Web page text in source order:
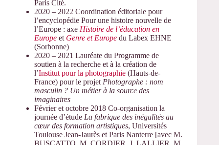
Paris Cité.
2020 – 2022 Coordination éditoriale pour
l’encyclopédie Pour une histoire nouvelle de
l’Europe : axe Histoire de l’éducation en
Europe et Genre et Europe du Labex EHNE
(Sorbonne)
2020 – 2021 Lauréate du Programme de
soutien à la recherche et à la création de
l’Institut pour la photographie (Hauts-de-
France) pour le projet Photographe : nom
masculin ? Un métier à la source des
imaginaires
Février et octobre 2018 Co-organisation la
journée d’étude La fabrique des inégalités au
cœur des formation artistiques, Universités
Toulouse Jean-Jaurès et Paris Nanterre [avec M.
BUSCATTO, M. CORDIER, J. LALLIER, M.